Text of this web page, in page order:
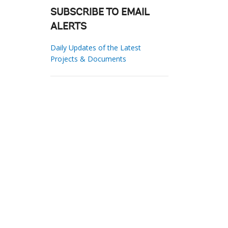
SUBSCRIBE TO EMAIL
ALERTS
Daily Updates of the Latest
Projects & Documents